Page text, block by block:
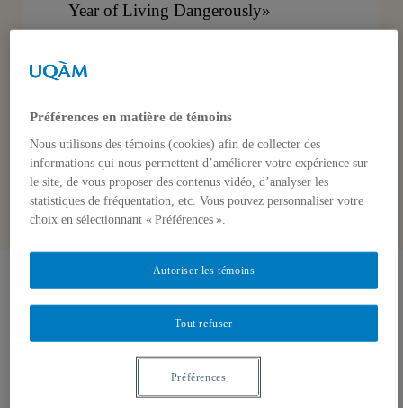
Year of Living Dangerously»
Pacific Security
Auteurs-trices
Préférences en matière de témoins
Nous utilisons des témoins (cookies) afin de collecter des
informations qui nous permettent d’améliorer votre expérience sur
le site, de vous proposer des contenus vidéo, d’analyser les
statistiques de fréquentation, etc. Vous pouvez personnaliser votre
choix en sélectionnant « Préférences ».
Tout refuser
Autoriser les témoins
Préférences